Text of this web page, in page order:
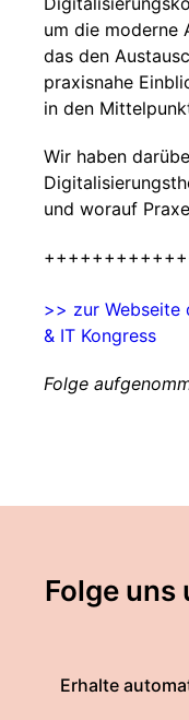
um die moderne
das den
praxisnahe
in den
Wir haben
und worauf
>> zur Webseite
& IT Kongress
Folge
Folge uns
Erhalte